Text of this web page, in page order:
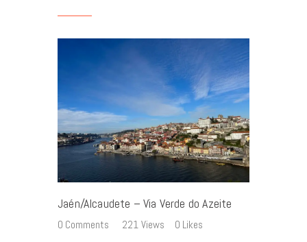
Jaén/Alcaudete – Via Verde do Azeite
0 Comments 221 Views 0 Likes